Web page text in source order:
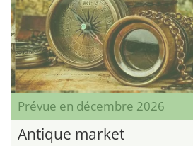
Prévue en décembre 2026
Antique market